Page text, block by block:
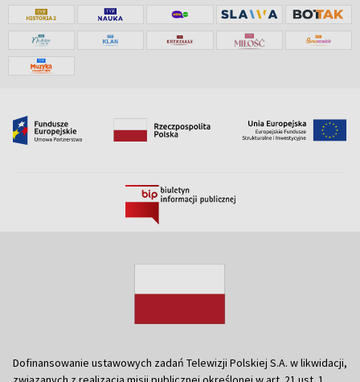
Dofinansowanie ustawowych zadań Telewizji Polskiej S.A. w likwidacji,